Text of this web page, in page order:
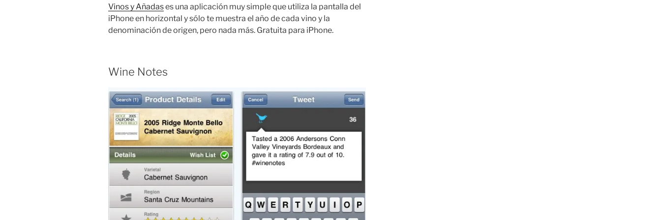
Vinos y Añadases una aplicación muy simple que utiliza la pantalla del
iPhone en horizontal y sólo te muestra el año de cada vino y la
denominación de origen, pero nada más. Gratuita para iPhone.
Wine Notes